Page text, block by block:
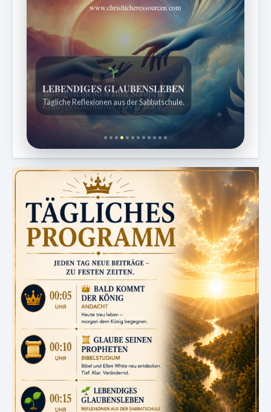
www.christlicheressourcen.com
Bibelgeschichten zum Staunen
Kindergeschichten für 7 bis 12 Jahre.